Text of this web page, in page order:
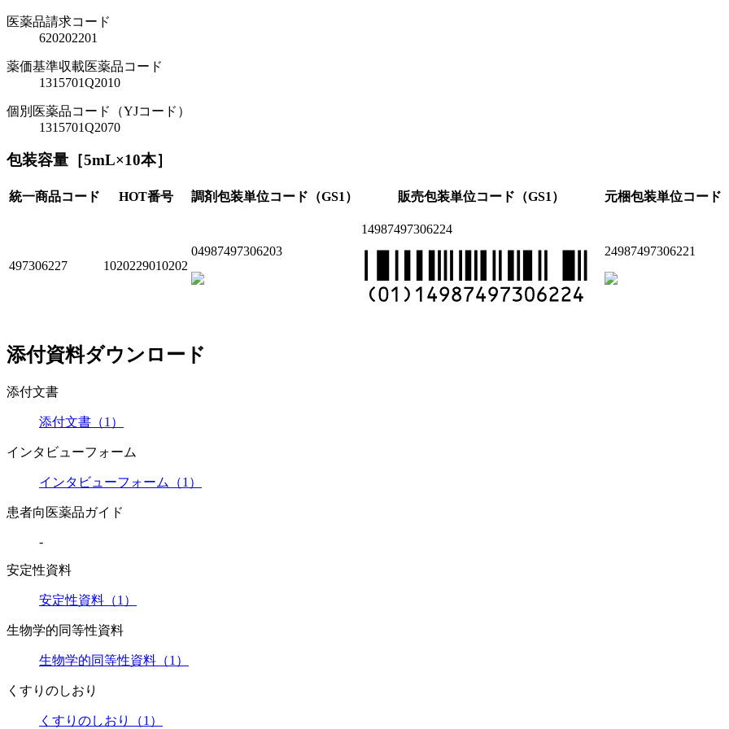
医薬品請求コード
620202201
薬価基準収載医薬品コード
1315701Q2010
個別医薬品コード（YJコード）
1315701Q2070
包装容量［5mL×10本］
統一商品コード HOT番号 調剤包装単位コード（GS1） 販売包装単位コード（GS1） 元梱包装単位コード
497306227 1020229010202
04987497306203
14987497306224
24987497306221
添付資料ダウンロード
添付文書
添付文書（1）
インタビューフォーム
インタビューフォーム（1）
患者向医薬品ガイド
-
安定性資料
安定性資料（1）
生物学的同等性資料
生物学的同等性資料（1）
くすりのしおり
くすりのしおり（1）